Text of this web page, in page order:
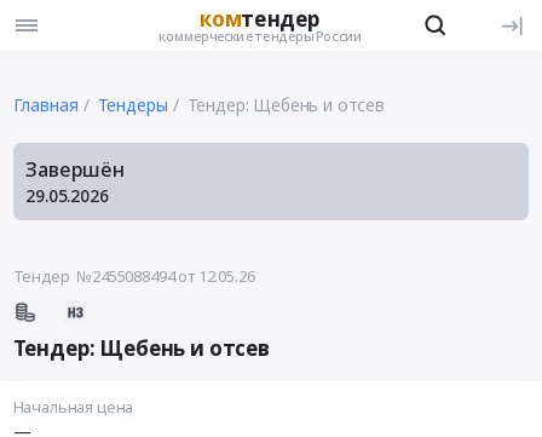
комтендер
коммерческие тендеры России
Главная Тендеры Тендер: Щебень и отсев
Завершён
29.05.2026
Тендер №2455088494от 12.05.26
Тендер: Щебень и отсев
Начальная цена
—